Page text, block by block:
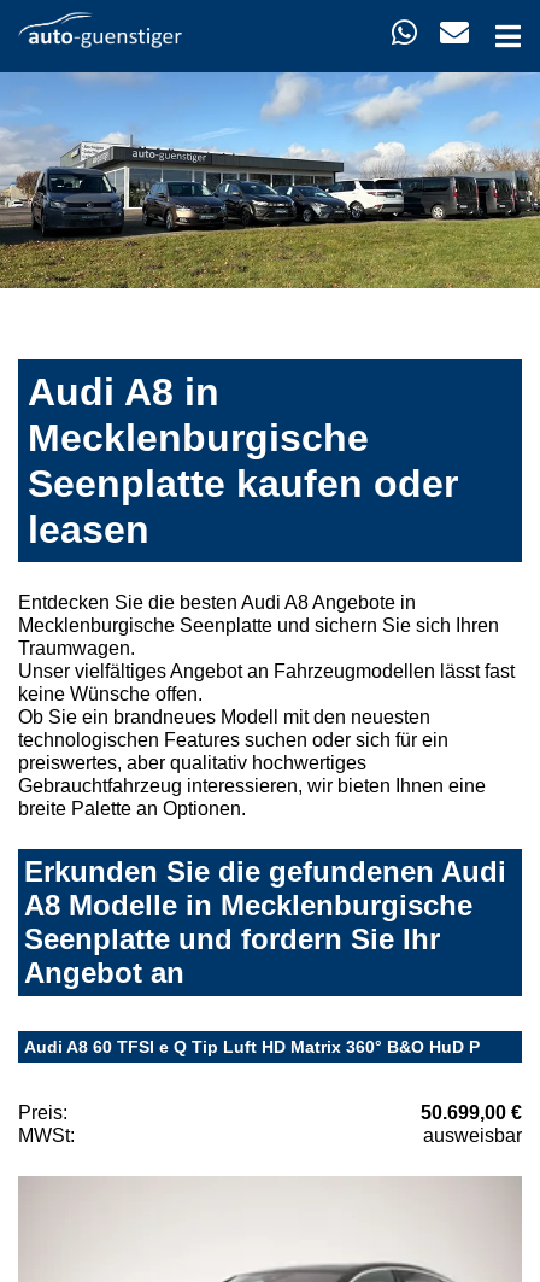
Audi A8 in
Mecklenburgische
Seenplatte kaufen oder
leasen
Entdecken Sie die besten Audi A8 Angebote in
Mecklenburgische Seenplatte und sichern Sie sich Ihren
Traumwagen.
Unser vielfältiges Angebot an Fahrzeugmodellen lässt fast
keine Wünsche offen.
Ob Sie ein brandneues Modell mit den neuesten
technologischen Features suchen oder sich für ein
preiswertes, aber qualitativ hochwertiges
Gebrauchtfahrzeug interessieren, wir bieten Ihnen eine
breite Palette an Optionen.
Erkunden Sie die gefundenen Audi
A8 Modelle in Mecklenburgische
Seenplatte und fordern Sie Ihr
Angebot an
Audi A8 60 TFSI e Q Tip Luft HD Matrix 360° B&O HuD P
Preis:
50.699,00 €
MWSt:
ausweisbar